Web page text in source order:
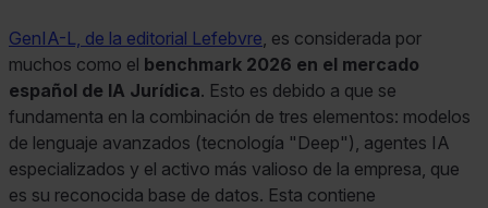
GenIA-L, de la editorial Lefebvre , es considerada por
muchos como el benchmark 2026 en el mercado
español de IA Jurídica. Esto es debido a que se
fundamenta en la combinación de tres elementos: modelos
de lenguaje avanzados (tecnología "Deep"), agentes IA
especializados y el activo más valioso de la empresa, que
es su reconocida base de datos. Esta contiene